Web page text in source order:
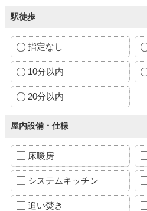
駅徒歩
指定なし
10分以内
20分以内
屋内設備・仕様
床暖房
システムキッチン
追い焚き